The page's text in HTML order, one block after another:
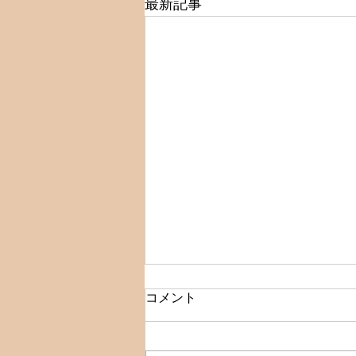
最新記事
☆クーポン表示変更のお知ら
コメント